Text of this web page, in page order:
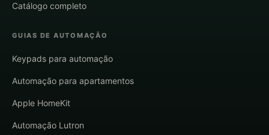
Catálogo completo
GUIAS DE AUTOMAÇÃO
Keypads para automação
Automação para apartamentos
Apple HomeKit
Automação Lutron